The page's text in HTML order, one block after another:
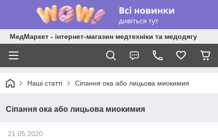
МедМаркет - інтернет-магазин медтехніки та медодягу
Наші статті Сіпання ока або лицьова миокимия
Сіпання ока або лицьова миокимия
21.05.2020